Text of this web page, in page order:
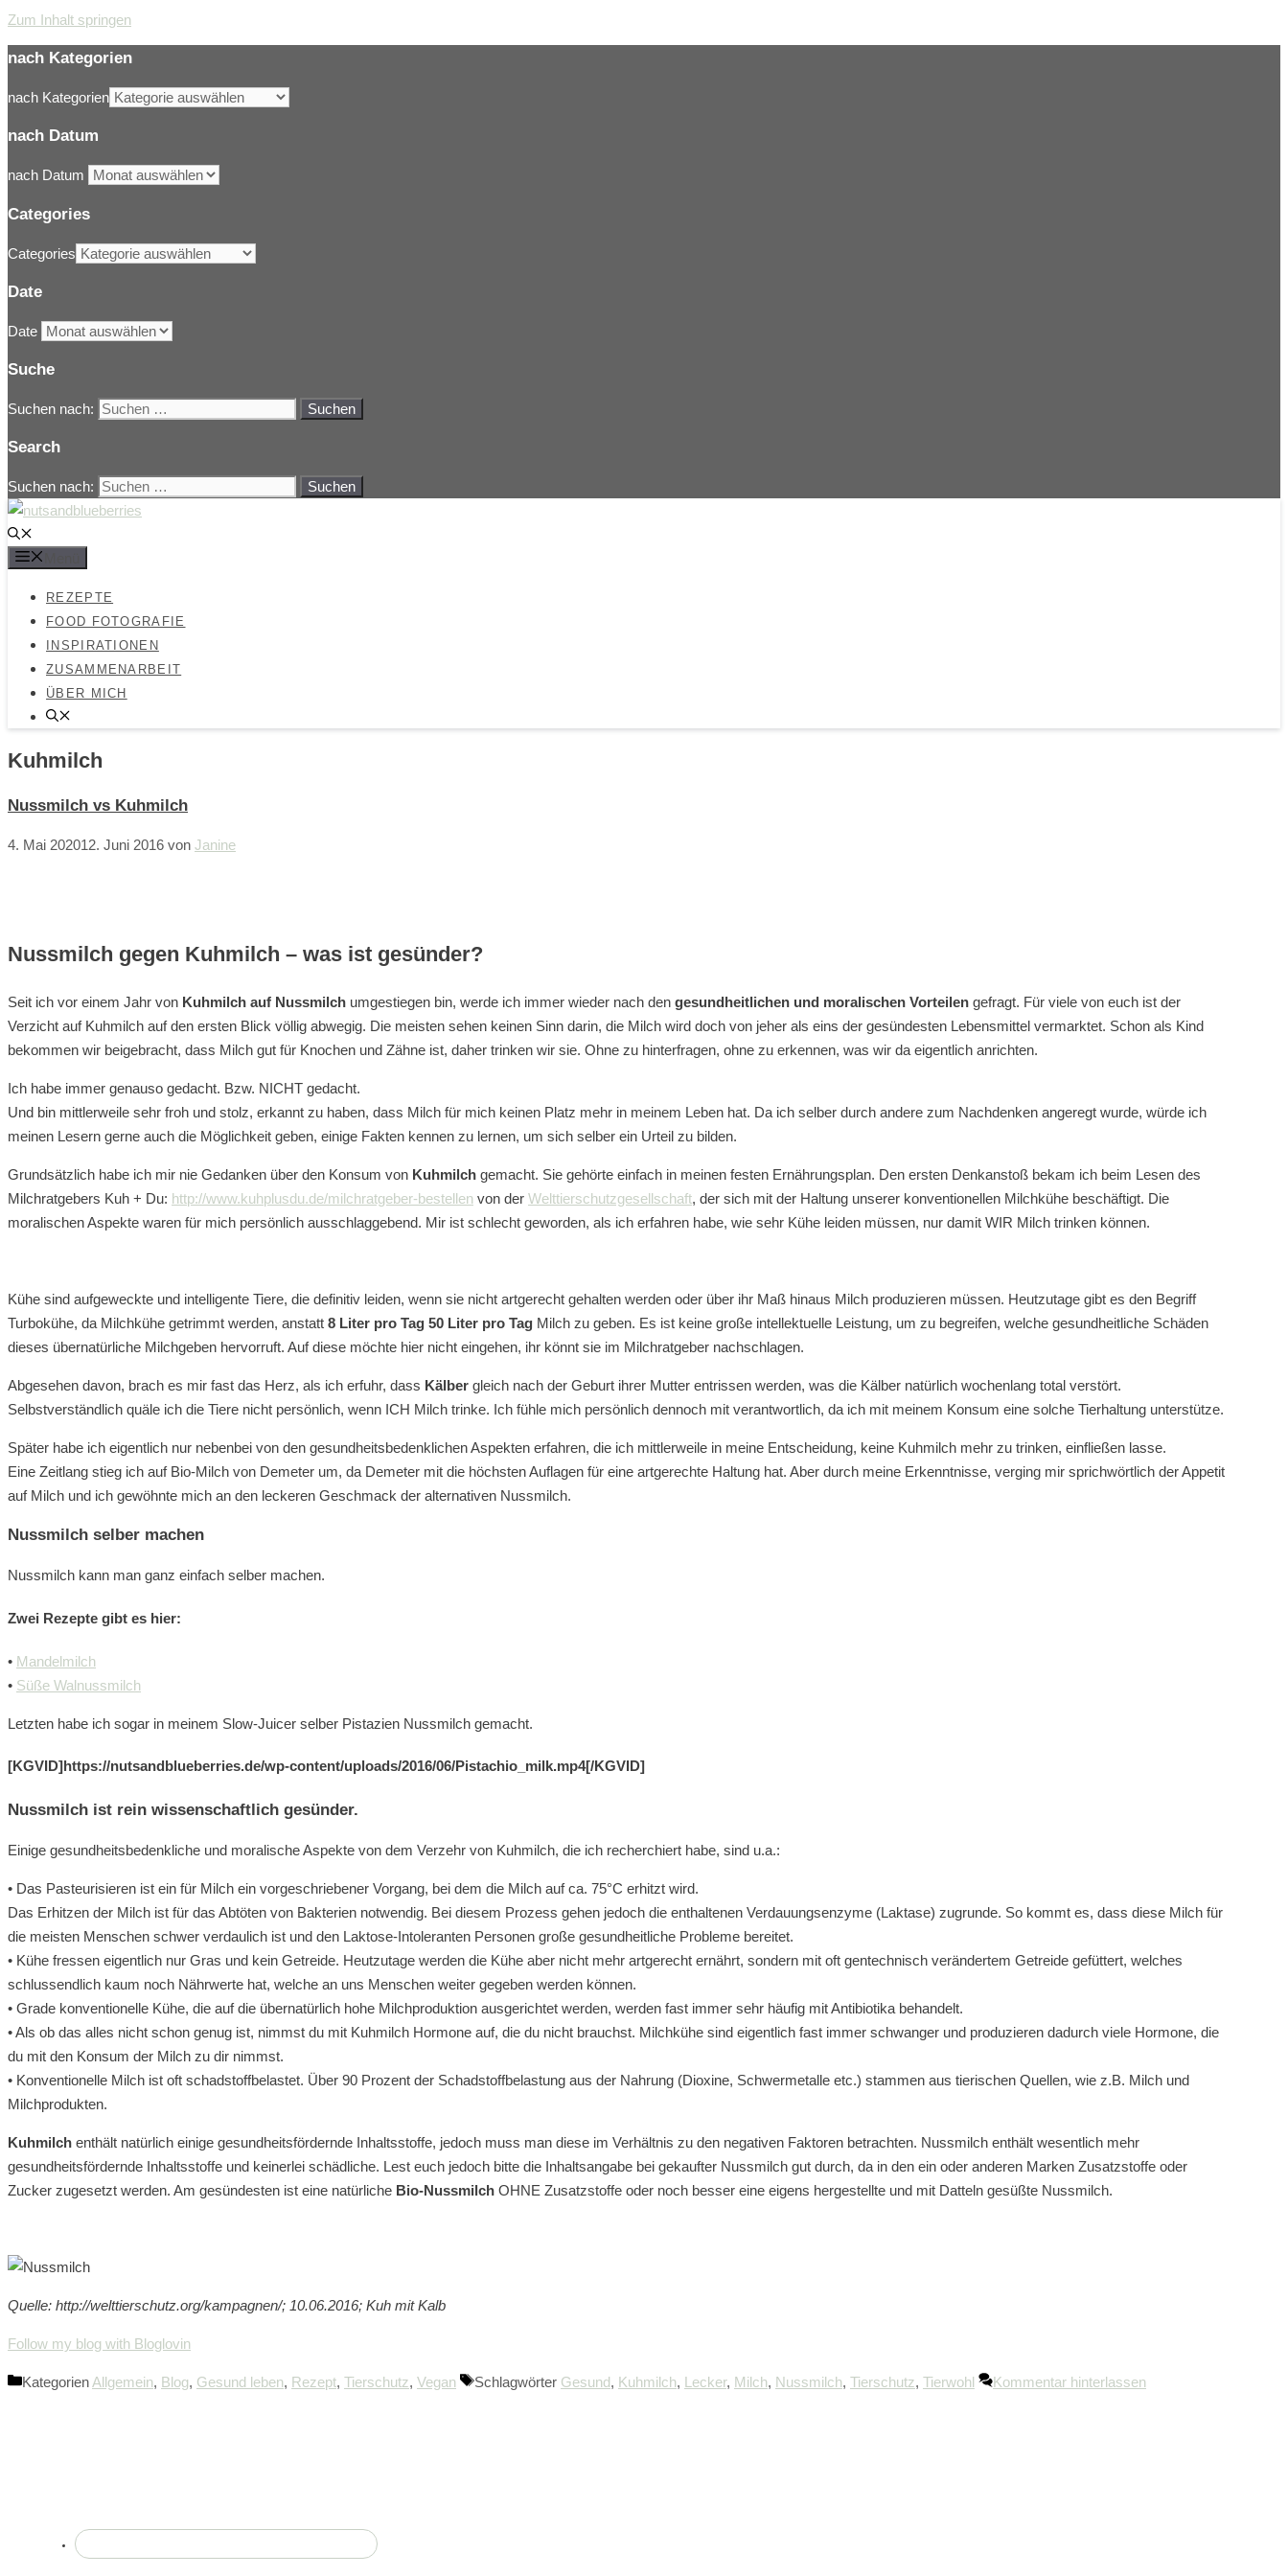
Zum Inhalt springen
nach Kategorien
nach Kategorien
nach Datum
nach Datum
Categories
Categories
Date
Date
Suche
Suchen nach:
Search
Suchen nach:
REZEPTE
FOOD FOTOGRAFIE
INSPIRATIONEN
ZUSAMMENARBEIT
ÜBER MICH
Kuhmilch
Nussmilch vs Kuhmilch
4. Mai 202012. Juni 2016 von Janine
Nussmilch gegen Kuhmilch – was ist gesünder?
Seit ich vor einem Jahr von Kuhmilch auf Nussmilch umgestiegen bin, werde ich immer wieder nach den gesundheitlichen und moralischen Vorteilen gefragt. Für viele von euch ist der
Verzicht auf Kuhmilch auf den ersten Blick völlig abwegig. Die meisten sehen keinen Sinn darin, die Milch wird doch von jeher als eins der gesündesten Lebensmittel vermarktet. Schon als Kind
bekommen wir beigebracht, dass Milch gut für Knochen und Zähne ist, daher trinken wir sie. Ohne zu hinterfragen, ohne zu erkennen, was wir da eigentlich anrichten.
Ich habe immer genauso gedacht. Bzw. NICHT gedacht.
Und bin mittlerweile sehr froh und stolz, erkannt zu haben, dass Milch für mich keinen Platz mehr in meinem Leben hat. Da ich selber durch andere zum Nachdenken angeregt wurde, würde ich
meinen Lesern gerne auch die Möglichkeit geben, einige Fakten kennen zu lernen, um sich selber ein Urteil zu bilden.
Grundsätzlich habe ich mir nie Gedanken über den Konsum von Kuhmilch gemacht. Sie gehörte einfach in meinen festen Ernährungsplan. Den ersten Denkanstoß bekam ich beim Lesen des
Milchratgebers Kuh + Du: http://www.kuhplusdu.de/milchratgeber-bestellen von der Welttierschutzgesellschaft, der sich mit der Haltung unserer konventionellen Milchkühe beschäftigt. Die
moralischen Aspekte waren für mich persönlich ausschlaggebend. Mir ist schlecht geworden, als ich erfahren habe, wie sehr Kühe leiden müssen, nur damit WIR Milch trinken können.
Kühe sind aufgeweckte und intelligente Tiere, die definitiv leiden, wenn sie nicht artgerecht gehalten werden oder über ihr Maß hinaus Milch produzieren müssen. Heutzutage gibt es den Begriff
Turbokühe, da Milchkühe getrimmt werden, anstatt 8 Liter pro Tag 50 Liter pro Tag Milch zu geben. Es ist keine große intellektuelle Leistung, um zu begreifen, welche gesundheitliche Schäden
dieses übernatürliche Milchgeben hervorruft. Auf diese möchte hier nicht eingehen, ihr könnt sie im Milchratgeber nachschlagen.
Abgesehen davon, brach es mir fast das Herz, als ich erfuhr, dass Kälber gleich nach der Geburt ihrer Mutter entrissen werden, was die Kälber natürlich wochenlang total verstört.
Selbstverständlich quäle ich die Tiere nicht persönlich, wenn ICH Milch trinke. Ich fühle mich persönlich dennoch mit verantwortlich, da ich mit meinem Konsum eine solche Tierhaltung unterstütze.
Später habe ich eigentlich nur nebenbei von den gesundheitsbedenklichen Aspekten erfahren, die ich mittlerweile in meine Entscheidung, keine Kuhmilch mehr zu trinken, einfließen lasse.
Eine Zeitlang stieg ich auf Bio-Milch von Demeter um, da Demeter mit die höchsten Auflagen für eine artgerechte Haltung hat. Aber durch meine Erkenntnisse, verging mir sprichwörtlich der Appetit
auf Milch und ich gewöhnte mich an den leckeren Geschmack der alternativen Nussmilch.
Nussmilch selber machen
Nussmilch kann man ganz einfach selber machen.
Zwei Rezepte gibt es hier:
• Mandelmilch
• Süße Walnussmilch
Letzten habe ich sogar in meinem Slow-Juicer selber Pistazien Nussmilch gemacht.
[KGVID]https://nutsandblueberries.de/wp-content/uploads/2016/06/Pistachio_milk.mp4[/KGVID]
Nussmilch ist rein wissenschaftlich gesünder.
Einige gesundheitsbedenkliche und moralische Aspekte von dem Verzehr von Kuhmilch, die ich recherchiert habe, sind u.a.:
• Das Pasteurisieren ist ein für Milch ein vorgeschriebener Vorgang, bei dem die Milch auf ca. 75°C erhitzt wird.
Das Erhitzen der Milch ist für das Abtöten von Bakterien notwendig. Bei diesem Prozess gehen jedoch die enthaltenen Verdauungsenzyme (Laktase) zugrunde. So kommt es, dass diese Milch für
die meisten Menschen schwer verdaulich ist und den Laktose-Intoleranten Personen große gesundheitliche Probleme bereitet.
• Kühe fressen eigentlich nur Gras und kein Getreide. Heutzutage werden die Kühe aber nicht mehr artgerecht ernährt, sondern mit oft gentechnisch verändertem Getreide gefüttert, welches
schlussendlich kaum noch Nährwerte hat, welche an uns Menschen weiter gegeben werden können.
• Grade konventionelle Kühe, die auf die übernatürlich hohe Milchproduktion ausgerichtet werden, werden fast immer sehr häufig mit Antibiotika behandelt.
• Als ob das alles nicht schon genug ist, nimmst du mit Kuhmilch Hormone auf, die du nicht brauchst. Milchkühe sind eigentlich fast immer schwanger und produzieren dadurch viele Hormone, die
du mit den Konsum der Milch zu dir nimmst.
• Konventionelle Milch ist oft schadstoffbelastet. Über 90 Prozent der Schadstoffbelastung aus der Nahrung (Dioxine, Schwermetalle etc.) stammen aus tierischen Quellen, wie z.B. Milch und
Milchprodukten.
Kuhmilch enthält natürlich einige gesundheitsfördernde Inhaltsstoffe, jedoch muss man diese im Verhältnis zu den negativen Faktoren betrachten. Nussmilch enthält wesentlich mehr
gesundheitsfördernde Inhaltsstoffe und keinerlei schädliche. Lest euch jedoch bitte die Inhaltsangabe bei gekaufter Nussmilch gut durch, da in den ein oder anderen Marken Zusatzstoffe oder
Zucker zugesetzt werden. Am gesündesten ist eine natürliche Bio-Nussmilch OHNE Zusatzstoffe oder noch besser eine eigens hergestellte und mit Datteln gesüßte Nussmilch.
Quelle: http://welttierschutz.org/kampagnen/; 10.06.2016; Kuh mit Kalb
Follow my blog with Bloglovin
KategorienAllgemein, Blog, Gesund leben, Rezept, Tierschutz, Vegan Schlagwörter Gesund, Kuhmilch, Lecker, Milch, Nussmilch, Tierschutz, Tierwohl Kommentar hinterlassen